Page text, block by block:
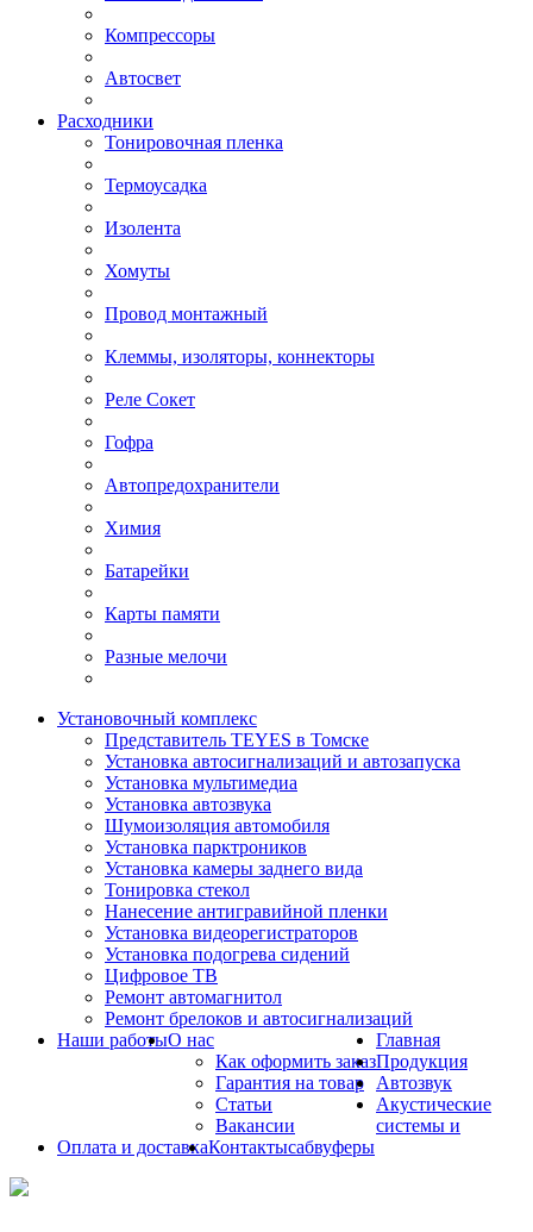
Компрессоры
Автосвет
Расходники
Тонировочная пленка
Термоусадка
Изолента
Хомуты
Провод монтажный
Клеммы, изоляторы, коннекторы
Реле Сокет
Гофра
Автопредохранители
Химия
Батарейки
Карты памяти
Разные мелочи
Установочный комплекс
Представитель TEYES в Томске
Установка автосигнализаций и автозапуска
Установка мультимедиа
Установка автозвука
Шумоизоляция автомобиля
Установка парктроников
Установка камеры заднего вида
Тонировка стекол
Нанесение антигравийной пленки
Установка видеорегистраторов
Установка подогрева сидений
Цифровое ТВ
Ремонт автомагнитол
Ремонт брелоков и автосигнализаций
Наши работыО нас
Как оформить заказ
Гарантия на товар
Статьи
Вакансии
Оплата и доставкаКонтакты
Главная
Продукция
Автозвук
Акустические
системы и
сабвуферы